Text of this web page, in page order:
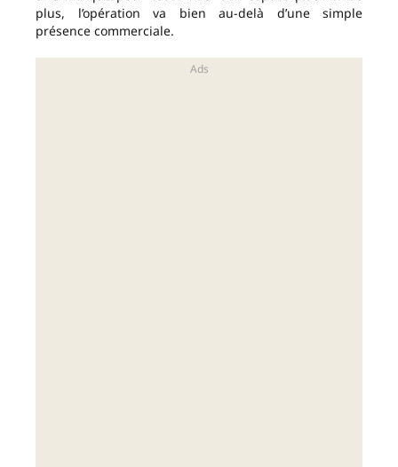
plus, l’opération va bien au-delà d’une simple
présence commerciale.